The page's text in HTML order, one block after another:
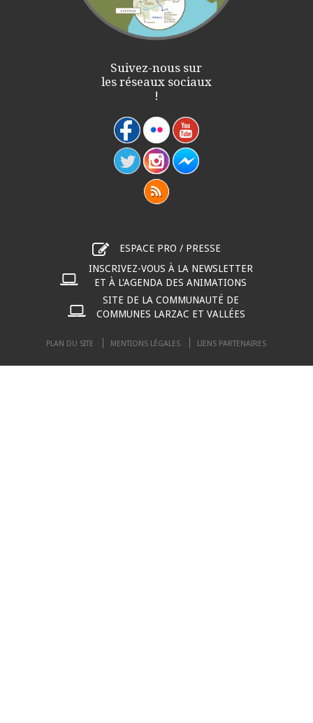
Suivez-nous sur
les réseaux sociaux
!
ESPACE PRO / PRESSE
INSCRIVEZ-VOUS À LA NEWSLETTER
ET À L'AGENDA DES ANIMATIONS
SITE DE LA COMMUNAUTÉ DE
COMMUNES LARZAC ET VALLÉES
PLAN DU SITE MENTIONS LÉGALES LIENS PARTENAIRES